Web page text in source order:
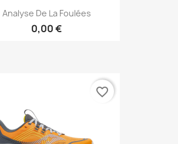
Analyse De La Foulées
0,00 €
favorite_border